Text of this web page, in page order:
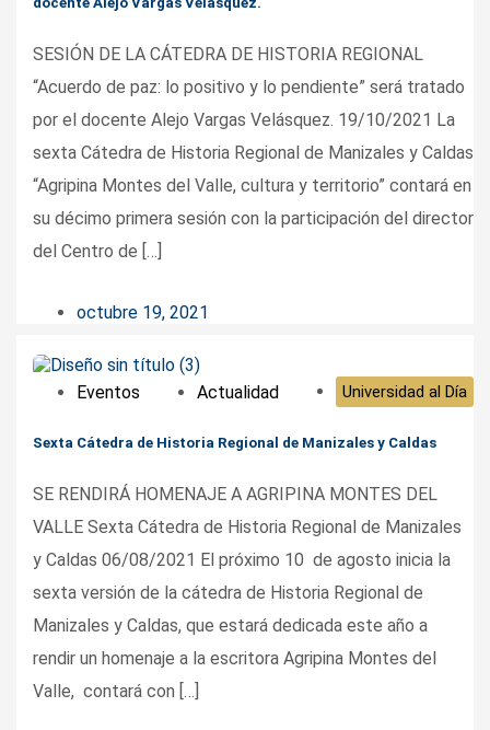
SESIÓN DE LA CÁTEDRA DE HISTORIA REGIONAL
“Acuerdo de paz: lo positivo y lo pendiente” será tratado
por el docente Alejo Vargas Velásquez. 19/10/2021 La
sexta Cátedra de Historia Regional de Manizales y Caldas
“Agripina Montes del Valle, cultura y territorio” contará en
su décimo primera sesión con la participación del director
del Centro de […]
octubre 19, 2021
Eventos Actualidad Universidad al Día
Sexta Cátedra de Historia Regional de Manizales y Caldas
SE RENDIRÁ HOMENAJE A AGRIPINA MONTES DEL
VALLE Sexta Cátedra de Historia Regional de Manizales
y Caldas 06/08/2021 El próximo 10 de agosto inicia la
sexta versión de la cátedra de Historia Regional de
Manizales y Caldas, que estará dedicada este año a
rendir un homenaje a la escritora Agripina Montes del
Valle, contará con […]